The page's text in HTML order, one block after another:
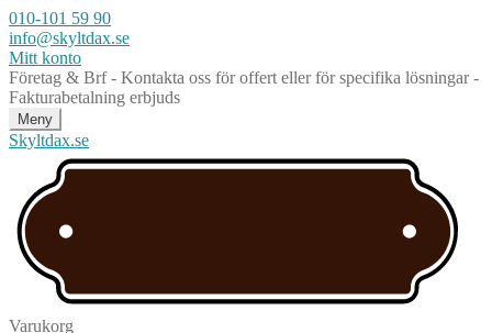
010-101 59 90
info@skyltdax.se
Mitt konto
Företag & Brf - Kontakta oss för offert eller för specifika lösningar -
Fakturabetalning erbjuds
Meny
Skyltdax.se
Varukorg